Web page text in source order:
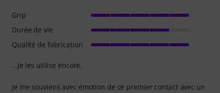
...Je les utilise encore.
Je me souviens avec émotion de ce premier contact avec un
Grip
Durée de vie
Qualité de fabrication